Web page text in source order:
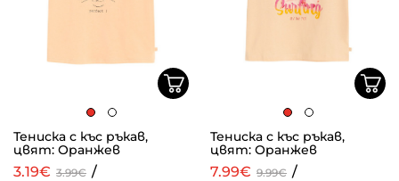
Тениска с къс ръкав,
цвят: Оранжев
3.19€ 3.99€ /
Тениска с къс ръкав,
цвят: Оранжев
7.99€ 9.99€ /